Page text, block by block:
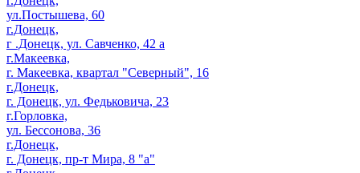
ул.Постышева, 60
г.Донецк,
г .Донецк, ул. Савченко, 42 а
г.Макеевка,
г. Макеевка, квартал "Северный", 16
г.Донецк,
г. Донецк, ул. Федьковича, 23
г.Горловка,
ул. Бессонова, 36
г.Донецк,
г. Донецк, пр-т Мира, 8 "а"